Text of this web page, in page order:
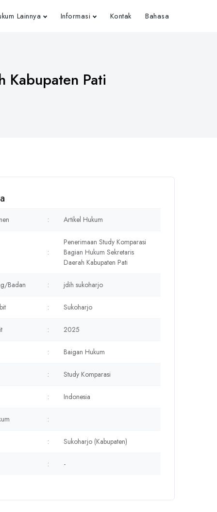
Lainnya Informasi Kontak Bahasa
Kabupaten Pati
: Artikel Hukum
:
Penerimaan Study Komparasi
Bagian Hukum Sekretaris
Daerah Kabupaten Pati
Badan : jdih sukoharjo
: Sukoharjo
: 2025
: Baigan Hukum
: Study Komparasi
: Indonesia
:
: Sukoharjo (Kabupaten)
: -